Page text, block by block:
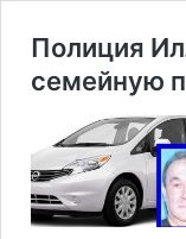
Полиция
семейную